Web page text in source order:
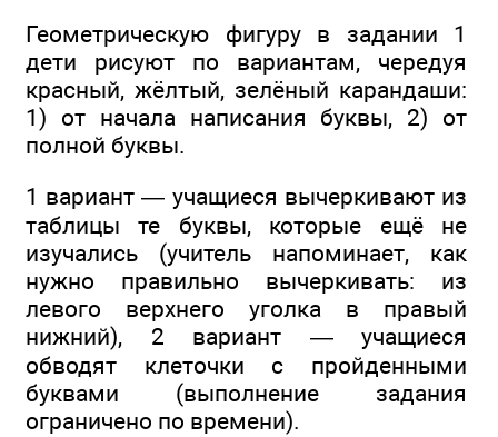
Геометрическую фигуру в задании 1
дети рисуют по вариантам, чередуя
красный, жёлтый, зелёный карандаши:
1) от начала написания буквы, 2) от
полной буквы.
1 вариант — учащиеся вычеркивают из
таблицы те буквы, которые ещё не
изучались (учитель напоминает, как
нужно правильно вычеркивать: из
левого верхнего уголка в правый
нижний), 2 вариант — учащиеся
обводят клеточки с пройденными
буквами (выполнение задания
ограничено по времени).